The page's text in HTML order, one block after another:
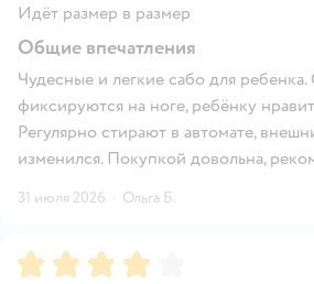
Идёт размер в размер
Общие впечатления
Чудесные и легкие сабо для
фиксируются на ноге, ребёнку
Регулярно стирают в автомате,
изменился. Покупкой довольна,
31 июля 2026 · Ольга Б.
Рейтинг:4